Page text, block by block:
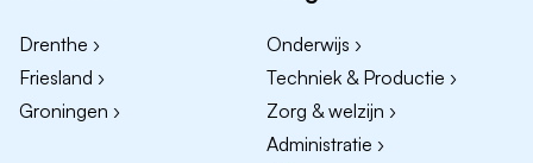
Ondersteunen van medewerkers zodat zij de best
mogelijke zorg kunnen leveren.
Drenthe ›
Friesland ›
Groningen ›
Onderwijs ›
Techniek & Productie ›
Zorg & welzijn ›
Administratie ›